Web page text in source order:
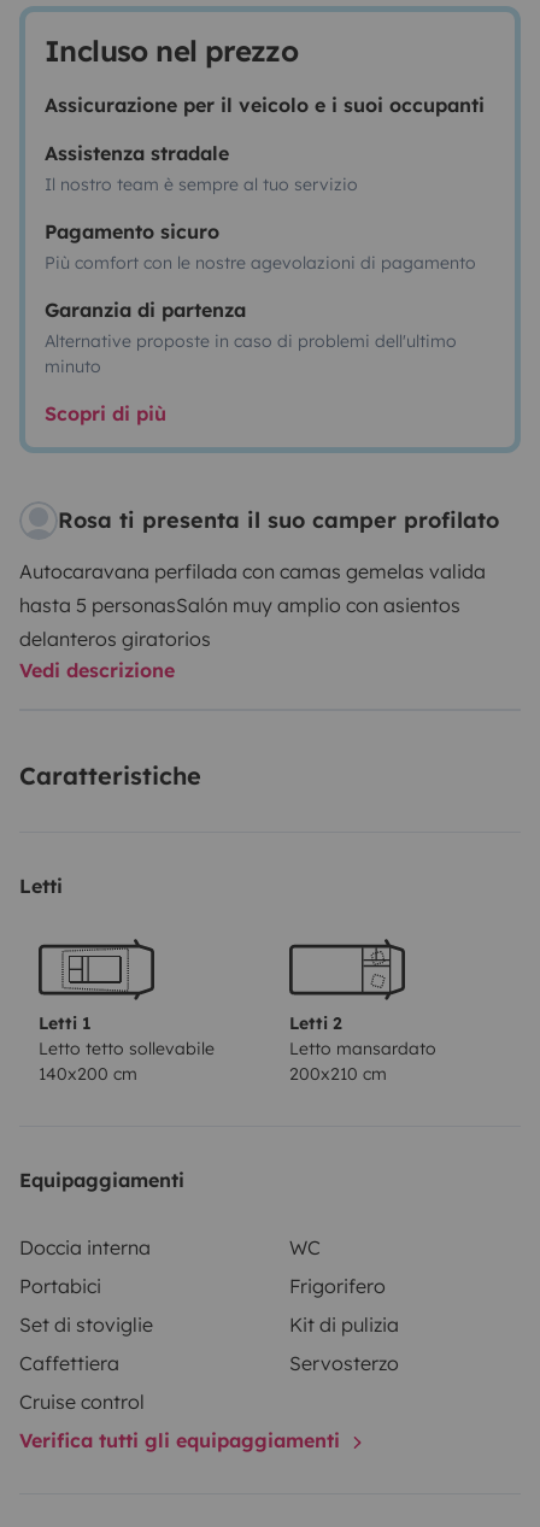
Incluso nel prezzo
Assicurazione per il veicolo e i suoi occupanti
Assistenza stradale
Il nostro team è sempre al tuo servizio
Pagamento sicuro
Più comfort con le nostre agevolazioni di pagamento
Garanzia di partenza
Alternative proposte in caso di problemi dell'ultimo
minuto
Scopri di più
Rosa ti presenta il suo camper profilato
Autocaravana perfilada con camas gemelas valida
hasta 5 personasSalón muy amplio con asientos
delanteros giratorios
Vedi descrizione
Caratteristiche
Letti
Letti 1
Letto tetto sollevabile
140x200 cm
Letti 2
Letto mansardato
200x210 cm
Equipaggiamenti
Doccia interna
WC
Portabici
Frigorifero
Set di stoviglie
Kit di pulizia
Caffettiera
Servosterzo
Cruise control
Verifica tutti gli equipaggiamenti